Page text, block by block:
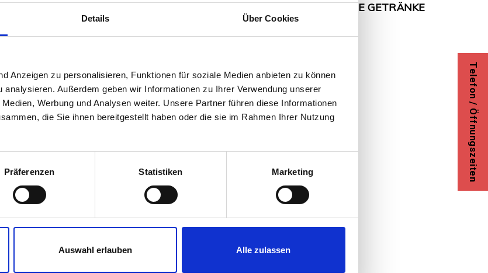
Details Über Cookies
Anzeigen zu personalisieren, Funktionen für soziale Medien anbieten zu können
analysieren. Außerdem geben wir Informationen zu Ihrer Verwendung unserer
Werbung und Analysen weiter. Unsere Partner führen diese Informationen
die Sie ihnen bereitgestellt haben oder die sie im Rahmen Ihrer Nutzung
Präferenzen Statistiken Marketing
Auswahl erlauben Alle zulassen
KUNDEN GEWECHSELTE REIFEN VERKÖSTIGTE GETRÄNKE
Der Ablauf
Telefon / Öffnungszeiten